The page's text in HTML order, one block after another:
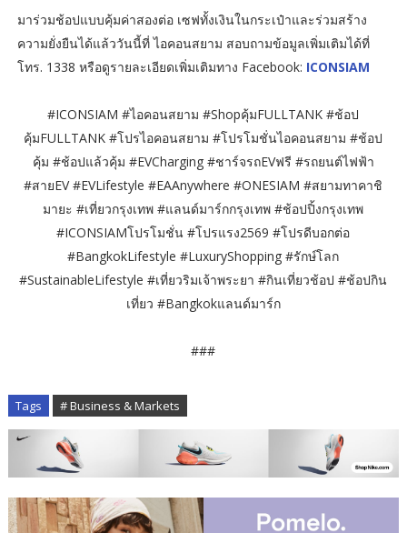
มาร่วมช้อปแบบคุ้มค่าสองต่อ เซฟทั้งเงินในกระเป๋าและร่วมสร้าง
ความยั่งยืนได้แล้ววันนี้ที่ ไอคอนสยาม สอบถามข้อมูลเพิ่มเติมได้ที่
โทร. 1338 หรือดูรายละเอียดเพิ่มเติมทาง Facebook: ICONSIAM
#ICONSIAM #ไอคอนสยาม #Shopคุ้มFULLTANK #ช้อป
คุ้มFULLTANK #โปรไอคอนสยาม #โปรโมชั่นไอคอนสยาม #ช้อป
คุ้ม #ช้อปแล้วคุ้ม #EVCharging #ชาร์จรถEVฟรี #รถยนต์ไฟฟ้า
#สายEV #EVLifestyle #EAAnywhere #ONESIAM #สยามทาคาชิ
มายะ #เที่ยวกรุงเทพ #แลนด์มาร์กกรุงเทพ #ช้อปปิ้งกรุงเทพ
#ICONSIAMโปรโมชั่น #โปรแรง2569 #โปรดีบอกต่อ
#BangkokLifestyle #LuxuryShopping #รักษ์โลก
#SustainableLifestyle #เที่ยวริมเจ้าพระยา #กินเที่ยวช้อป #ช้อปกิน
เที่ยว #Bangkokแลนด์มาร์ก
###
Tags # Business & Markets